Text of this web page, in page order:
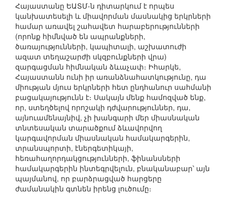
Հայաստանը ԵԱՏՄ-ն դիտարկում է որպես
կանխատեսելի և միավորման մասնակից երկրների
համար առավել շահավետ հարաբերությունների
(որոնք հիմնված են ապրանքների,
ծառայությունների, կապիտալի, աշխատուժի
ազատ տեղաշարժի սկզբունքների վրա)
զարգացման հիմնական ձևաչափ։ Իհարկե,
Հայաստանն ունի իր առանձնահատկությունը, դա
միության մյուս երկրների հետ ընդհանուր սահմանի
բացակայությունն է։ Սակայն մենք համոզված ենք,
որ, ստեղծելով որոշակի դժվարություններ, դա,
այնուամենայնիվ, չի խանգարի մեր միասնական
տնտեսական տարածքում ձևավորվող
կարգավորման միասնական համակարգերին,
տրանսպորտի, էներգետիկայի,
հեռահաղորդակցությունների, ֆինանսների
համակարգերին ինտեգրվելուն, բնականաբար՝ այն
պայմանով, որ բարձրացված հարցերը
ժամանակին գտնեն իրենց լուծումը։